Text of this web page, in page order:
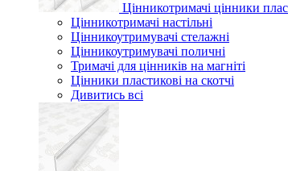
Цінникотримачі цінники
Цінникотримачі настільні
Цінникоутримувачі стелажні
Цінникоутримувачі поличні
Тримачі для цінників на магніті
Цінники пластикові на скотчі
Дивитись всі